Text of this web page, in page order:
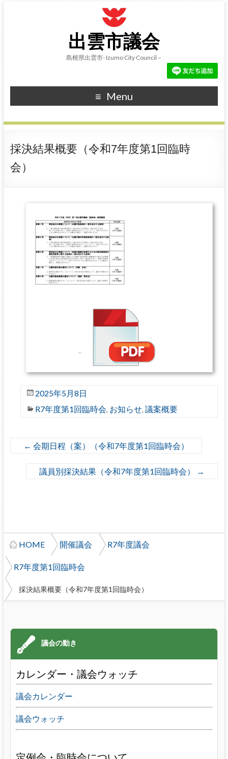
出雲市議会
島根県出雲市- Izumo City Council –
Menu
採決結果概要（令和7年度第1回臨時
会）
2025年5月8日
R7年度第1回臨時会, お知らせ, 議案概要
← 会期日程（案）（令和7年度第1回臨時会）
議員別採決結果（令和7年度第1回臨時会） →
HOME 開催議会 R7年度議会
R7年度第1回臨時会
採決結果概要（令和7年度第1回臨時会）
カレンダー・議会ウォッチ
議会カレンダー
議会ウォッチ